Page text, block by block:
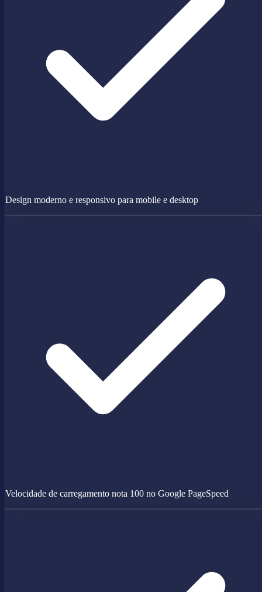
Design moderno e responsivo para mobile e desktop
Velocidade de carregamento nota 100 no Google PageSpeed